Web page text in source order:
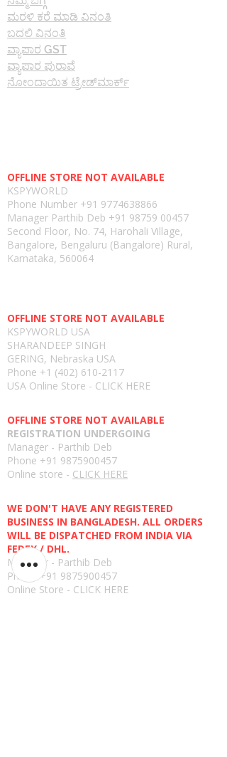
ಮರಳಿ ಕರೆ ಮಾಡಿ ವಿನಂತಿ
ಬದಲಿ ವಿನಂತಿ
ವ್ಯಾಪಾರ GST
ವ್ಯಾಪಾರ ಪುರಾವೆ
ನೋಂದಾಯಿತ ಟ್ರೇಡ್‌ಮಾರ್ಕ್
OFFLINE STORE NOT AVAILABLE
KSPYWORLD
Phone Number +91 9774638866
Manager Parthib Deb +91 98759 00457
Second Floor, No. 74, Harohali Village,
Bangalore, Bengaluru (Bangalore) Rural,
Karnataka, 560064
OFFLINE STORE NOT AVAILABLE
KSPYWORLD USA
SHARANDEEP SINGH
GERING, Nebraska USA
Phone +1 (402) 610-2117
USA Online Store - CLICK HERE
OFFLINE STORE NOT AVAILABLE
REGISTRATION UNDERGOING
Manager - Parthib Deb
Phone +91 9875900457
Online store - CLICK HERE
WE DON'T HAVE ANY REGISTERED
BUSINESS IN BANGLADESH. ALL ORDERS
WILL BE DISPATCHED FROM INDIA VIA
FEDEX / DHL.
Manager - Parthib Deb
Phone +91 9875900457
Online Store - CLICK HERE